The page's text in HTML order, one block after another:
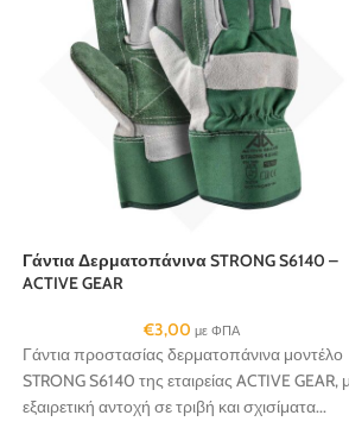
Γάντια Δερματοπάνινα STRONG S6140 –
ACTIVE GEAR
€3,00 με ΦΠΑ
Γάντια προστασίας δερματοπάνινα μοντέλο
STRONG S6140 της εταιρείας ACTIVE GEAR,
εξαιρετική αντοχή σε τριβή και σχισίματα...